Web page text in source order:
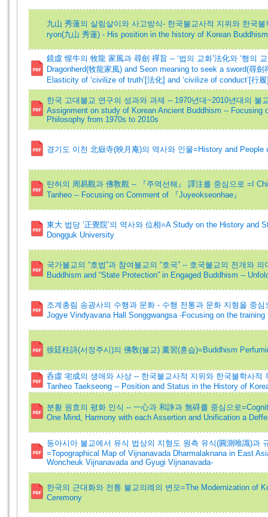
九山 秀蓮의 살림살이와 사고방식- 한국불교사적 지위와 한국
ryon(九山 秀蓮) - His position in the history of Korean
鏡虛 惺牛의 牧龍 家風과 尋劍 禪旨 -- ‘법의 교화’法化와 ‘행의
Dragonherd(牧龍家風) and Seon meaning to seek a sword(尋
Elasticity of ‘civilize of truth’[法化] and ‘civilize of conduct’[行
한국 고대불교 연구의 성과와 과제 -- 1970년대~2010년대의
Assignment on study of Korean Ancient Buddhism -- Focusing
Philosophy from 1970s to 2010s
경기도 이천 北嶽寺(映月庵)의 역사와 인물=History and
탄허의 周易觀과 佛敎觀 -- 『주역선해』 譯注를 중심으로 =I
Tanheo -- Focusing on Comment of 『Juyeokseonhae』
東大 법당 ‘正覺院’의 역사와 位相=A Study on the History and
Dongguk University
국가불교의 “호법”과 참여불교의 “호국” -- 호국불교의 전개와
Buddhism and “State Protection” in Engaged Buddhism --
조계총림 송광사의 수행과 문화 - 수행 전통과 문화 지형을 중
Jogye Vindyavana Hall Songgwangsa -Focusing on the
徐廷柱詩(서정주시)의 佛敎(불교) 薰習(훈습)=Buddhism
呑虛 宅成의 생애와 사상 -- 한국불교사적 지위와 한국불학사
Tanheo Taekseong -- Position and Status in the History of
분황 원효의 평화 인식 -- 一心과 和諍과 無碍를 중심으로
One Mind, Harmony with each Assertion and Unification a
동아시아 불교에서 유식 법상의 지형도 원측 유식(圓測唯識)과
=Topographical Map of Vijnanavada Dharmalaknana in East
Woncheuk Vijnanavada and Gyugi Vijnanavada-
한국의 근대화와 전통 불교의례의 변모=The Modernization of
Ceremony